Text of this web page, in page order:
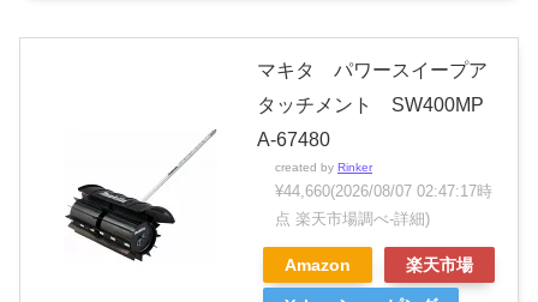
マキタ パワースイープア
タッチメント SW400MP
A-67480
created by Rinker
¥44,660(2026/08/07 02:47:17時
点 楽天市場調べ-詳細)
Amazon 楽天市場